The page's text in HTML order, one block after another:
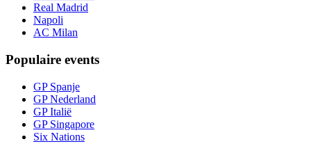
Real Madrid
Napoli
AC Milan
Populaire events
GP Spanje
GP Nederland
GP Italië
GP Singapore
Six Nations